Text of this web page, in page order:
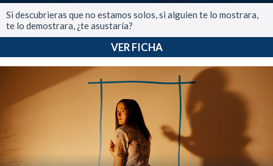
Si descubrieras que no estamos solos, si alguien te lo mostrara,
te lo demostrara, ¿te asustaría?
VER FICHA